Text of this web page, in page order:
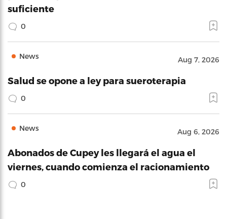
suficiente
0
News Aug 7, 2026
Salud se opone a ley para sueroterapia
0
News Aug 6, 2026
Abonados de Cupey les llegará el agua el
viernes, cuando comienza el racionamiento
0